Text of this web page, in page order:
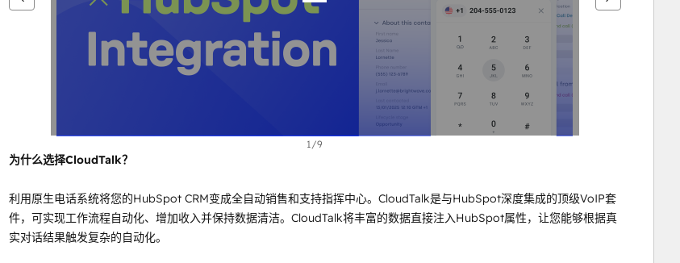
他
1/9
为什么选择CloudTalk？
利用原生电话系统将您的HubSpot CRM变成全自动销售和支持指挥中心。CloudTalk是与HubSpot深度集成的顶级VoIP套
件，可实现工作流程自动化、增加收入并保持数据清洁。CloudTalk将丰富的数据直接注入HubSpot属性，让您能够根据真
实对话结果触发复杂的自动化。